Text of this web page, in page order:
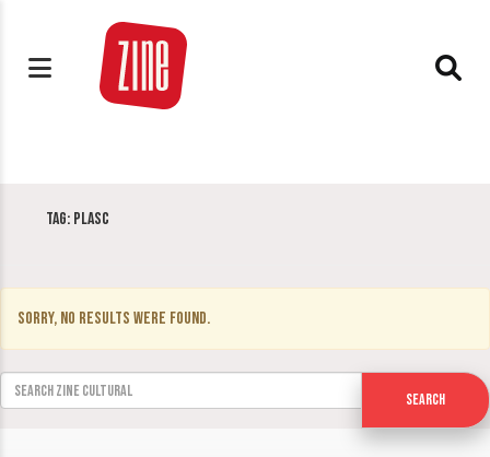
Tag: PLASC
Sorry, no results were found.
Search for:
Search